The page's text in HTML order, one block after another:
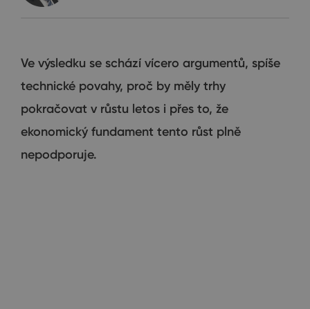
Ve výsledku se schází vícero argumentů, spíše
technické povahy, proč by měly trhy
pokračovat v růstu letos i přes to, že
ekonomický fundament tento růst plně
nepodporuje.